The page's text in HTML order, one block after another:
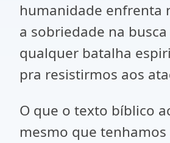
humanidade enfrenta
a sobriedade na
qualquer batalha
pra resistirmos aos
O que o texto bíblico
mesmo que